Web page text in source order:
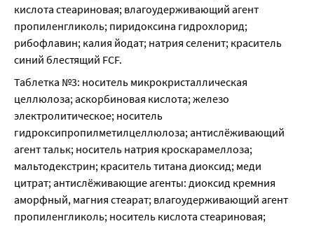
кислота стеариновая; влагоудерживающий агент
пропиленгликоль; пиридоксина гидрохлорид;
рибофлавин; калия йодат; натрия селенит; краситель
синий блестящий FCF.
Таблетка №3: носитель микрокристаллическая
целлюлоза; аскорбиновая кислота; железо
электролитическое; носитель
гидроксипропилметилцеллюлоза; антислёживающий
агент тальк; носитель натрия кроскарамеллоза;
мальтодекстрин; краситель титана диоксид; меди
цитрат; антислёживающие агенты: диоксид кремния
аморфный, магния стеарат; влагоудерживающий агент
пропиленгликоль; носитель кислота стеариновая;